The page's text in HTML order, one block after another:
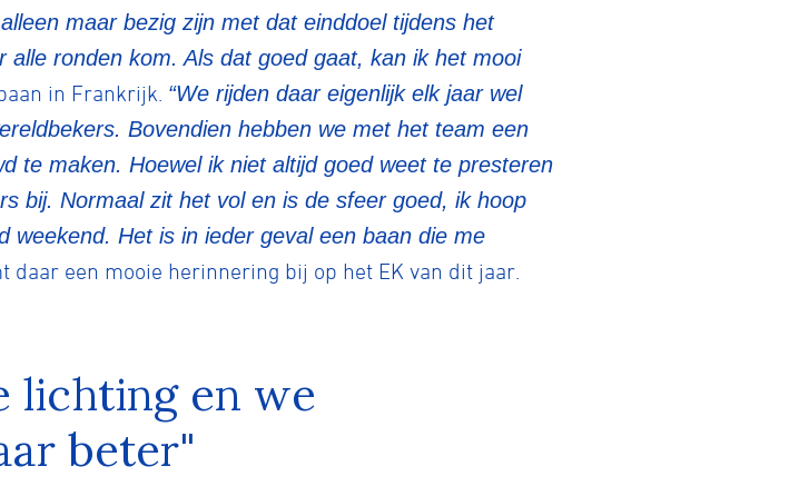
maar bezig zijn met dat einddoel tijdens het
alle ronden kom. Als dat goed gaat, kan ik het mooi
in Frankrijk. “We rijden daar eigenlijk elk jaar wel
Bovendien hebben we met het team een
te maken. Hoewel ik niet altijd goed weet te presteren
bij. Normaal zit het vol en is de sfeer goed, ik hoop
Het is in ieder geval een baan die me
daar een mooie herinnering bij op het EK van dit jaar.
lichting en we
beter"